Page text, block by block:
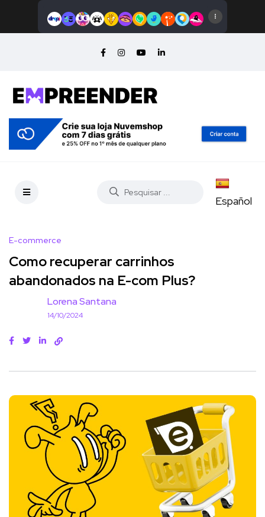
Español
E-commerce
Como recuperar carrinhos
abandonados na E-com Plus?
Lorena Santana
14/10/2024